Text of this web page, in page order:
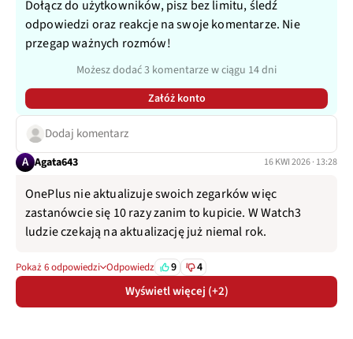
Dołącz do użytkowników, pisz bez limitu, śledź
odpowiedzi oraz reakcje na swoje komentarze. Nie
przegap ważnych rozmów!
Możesz dodać 3 komentarze w ciągu 14 dni
Załóż konto
Dodaj komentarz
A Agata643 16 KWI 2026 · 13:28
OnePlus nie aktualizuje swoich zegarków więc
zastanówcie się 10 razy zanim to kupicie. W Watch3
ludzie czekają na aktualizację już niemal rok.
Pokaż 6 odpowiedzi Odpowiedz 9 4
Wyświetl więcej (+2)